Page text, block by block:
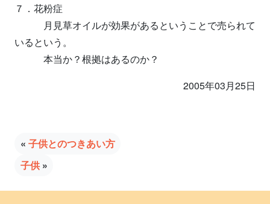
７．花粉症
月見草オイルが効果があるということで売られて
いるという。
本当か？根拠はあるのか？
2005年03月25日
« 子供とのつきあい方
子供»